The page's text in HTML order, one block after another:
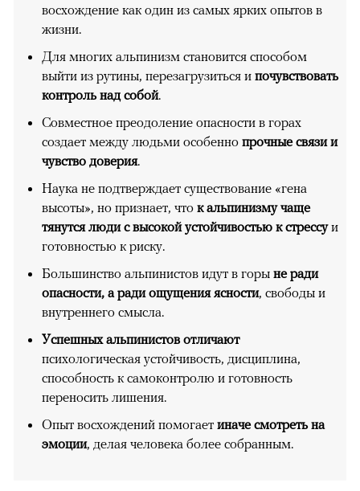
восхождение как один из самых ярких опытов в
жизни.
Для многих альпинизм становится способом
выйти из рутины, перезагрузиться и почувствовать
контроль над собой.
Совместное преодоление опасности в горах
создает между людьми особенно прочные связи и
чувство доверия.
Наука не подтверждает существование «гена
высоты», но признает, что к альпинизму чаще
тянутся люди с высокой устойчивостью к стрессуи
готовностью к риску.
Большинство альпинистов идут в горы не ради
опасности, а ради ощущения ясности, свободы и
внутреннего смысла.
Успешных альпинистов отличают
психологическая устойчивость, дисциплина,
способность к самоконтролю и готовность
переносить лишения.
Опыт восхождений помогает иначе смотреть на
эмоции, делая человека более собранным.